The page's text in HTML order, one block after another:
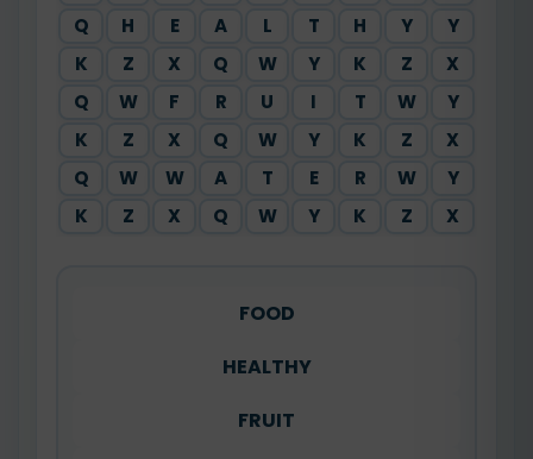
Q
H E A L T H Y
Y
K
Z X Q W Y K Z
X
Q
W F R U I T W
Y
K
Z X Q W Y K Z
X
Q
W W A T E R W
Y
K
Z X Q W Y K Z X
FOOD
HEALTHY
FRUIT